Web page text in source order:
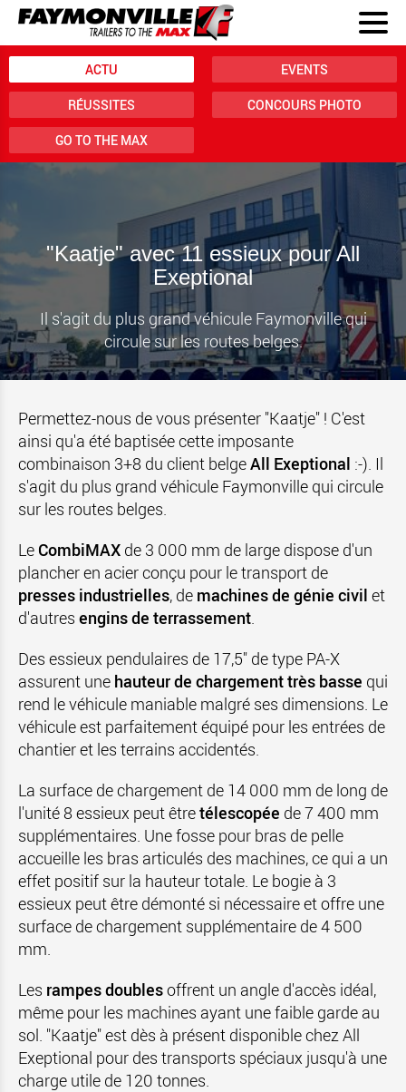
ACTU EVENTS
RÉUSSITES CONCOURS PHOTO
GO TO THE MAX
"Kaatje" avec 11 essieux pour All
Exeptional
Il s'agit du plus grand véhicule Faymonville qui
circule sur les routes belges.
Permettez-nous de vous présenter "Kaatje" ! C'est
ainsi qu'a été baptisée cette imposante
combinaison 3+8 du client belgeAll Exeptional :-). Il
s'agit du plus grand véhicule Faymonville qui circule
sur les routes belges.
Le CombiMAX de 3 000 mm de large dispose d'un
plancher en acier conçu pour le transport de
presses industrielles, de machines de génie civil et
d'autres engins de terrassement.
Des essieux pendulaires de 17,5" de type PA-X
assurent une hauteur de chargement très basse qui
rend le véhicule maniable malgré ses dimensions. Le
véhicule est parfaitement équipé pour les entrées de
chantier et les terrains accidentés.
La surface de chargement de 14 000 mm de long de
l'unité 8 essieux peut êtretélescopée de 7 400 mm
supplémentaires. Une fosse pour bras de pelle
accueille les bras articulés des machines, ce qui a un
effet positif sur la hauteur totale. Le bogie à 3
essieux peut être démonté si nécessaire et offre une
surface de chargement supplémentaire de 4 500
mm.
Les rampes doublesoffrent un angle d'accès idéal,
même pour les machines ayant une faible garde au
sol. "Kaatje" est dès à présent disponible chez All
Exeptional pour des transports spéciaux jusqu'à une
charge utile de 120 tonnes.